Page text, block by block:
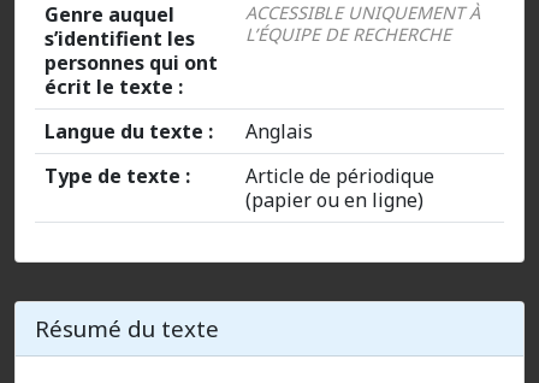
Genre auquel
s’identifient les
personnes qui ont
écrit le texte :
ACCESSIBLE UNIQUEMENT À
L’ÉQUIPE DE RECHERCHE
Langue du texte :
Anglais
Type de texte :
Article de périodique
(papier ou en ligne)
Résumé du texte